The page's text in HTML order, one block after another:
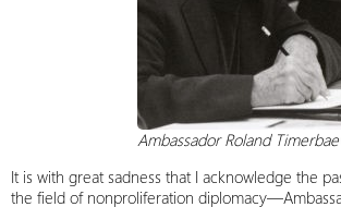
Ambassador Roland
It is with great sadness that I acknowledge the
the field of nonproliferation